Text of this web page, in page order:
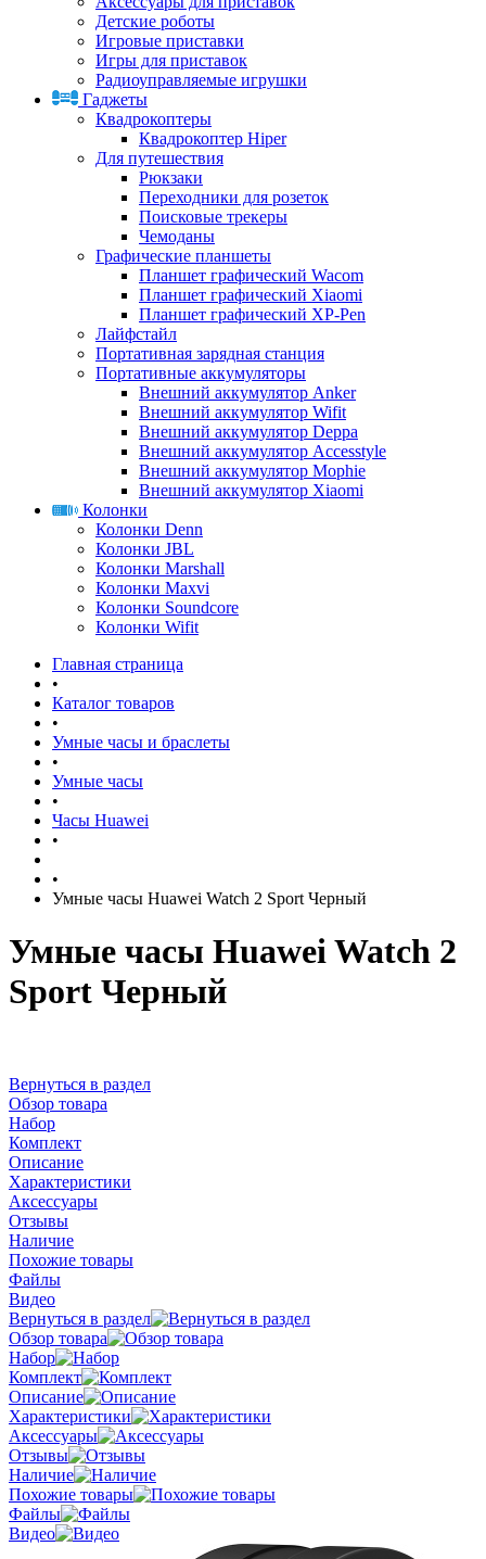
Детские роботы
Игровые приставки
Игры для приставок
Радиоуправляемые игрушки
Гаджеты
Квадрокоптеры
Квадрокоптер Hiper
Для путешествия
Рюкзаки
Переходники для розеток
Поисковые трекеры
Чемоданы
Графические планшеты
Планшет графический Wacom
Планшет графический Xiaomi
Планшет графический XP-Pen
Лайфстайл
Портативная зарядная станция
Портативные аккумуляторы
Внешний аккумулятор Anker
Внешний аккумулятор Wifit
Внешний аккумулятор Deppa
Внешний аккумулятор Accesstyle
Внешний аккумулятор Mophie
Внешний аккумулятор Xiaomi
Колонки
Колонки Denn
Колонки JBL
Колонки Marshall
Колонки Maxvi
Колонки Soundcore
Колонки Wifit
Главная страница
•
Каталог товаров
•
Умные часы и браслеты
•
Умные часы
•
Часы Huawei
•
•
Умные часы Huawei Watch 2 Sport Черный
Умные часы Huawei Watch 2
Sport Черный
Вернуться в раздел
Обзор товара
Набор
Комплект
Описание
Характеристики
Аксессуары
Отзывы
Наличие
Похожие товары
Файлы
Видео
Вернуться в раздел
Обзор товара
Набор
Комплект
Описание
Характеристики
Аксессуары
Отзывы
Наличие
Похожие товары
Файлы
Видео